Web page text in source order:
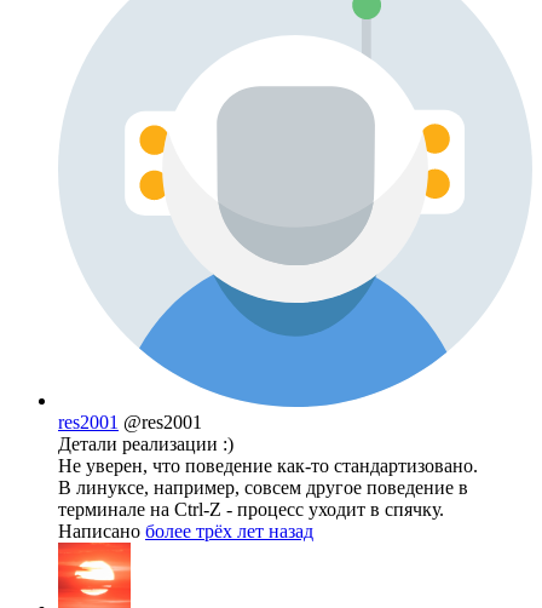
res2001 @res2001
Детали реализации :)
Не уверен, что поведение как-то стандартизовано.
В линуксе, например, совсем другое поведение в
терминале на Ctrl-Z - процесс уходит в спячку.
Написано более трёх лет назад